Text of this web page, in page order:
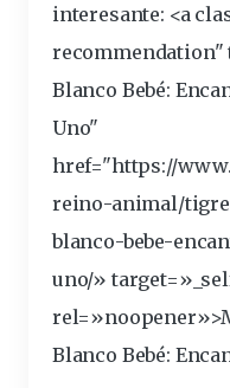
interesante: <a
Blanco Bebé:
Uno"
href="https://
reino-animal/
blanco-bebe-
uno/»
Blanco Bebé: